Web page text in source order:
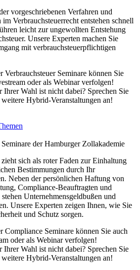
vorgeschriebenen Verfahren und
Verbrauchsteuerrecht entstehen schnell
leicht zur ungewollten Entstehung
Unsere Experten machen Sie
mit verbrauchsteuerpflichtigen
Verbrauchsteuer Seminare können Sie
oder als Webinar verfolgen!
Ihrer Wahl ist nicht dabei? Sprechen Sie
Hybrid-Veranstaltungen an!
der Hamburger Zollakademie
sich als roter Faden zur Einhaltung
Bestimmungen durch Ihr
Neben der persönlichen Haftung von
Compliance-Beauftragten und
Unternehmensgeldbußen und
Unsere Experten zeigen Ihnen, wie Sie
und Schutz sorgen.
Compliance Seminare können Sie auch
oder als Webinar verfolgen!
Ihrer Wahl ist nicht dabei? Sprechen Sie
Hybrid-Veranstaltungen an!